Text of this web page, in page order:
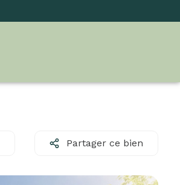
Partager ce bien